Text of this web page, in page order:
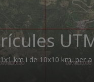
km i de 10x10 km, per